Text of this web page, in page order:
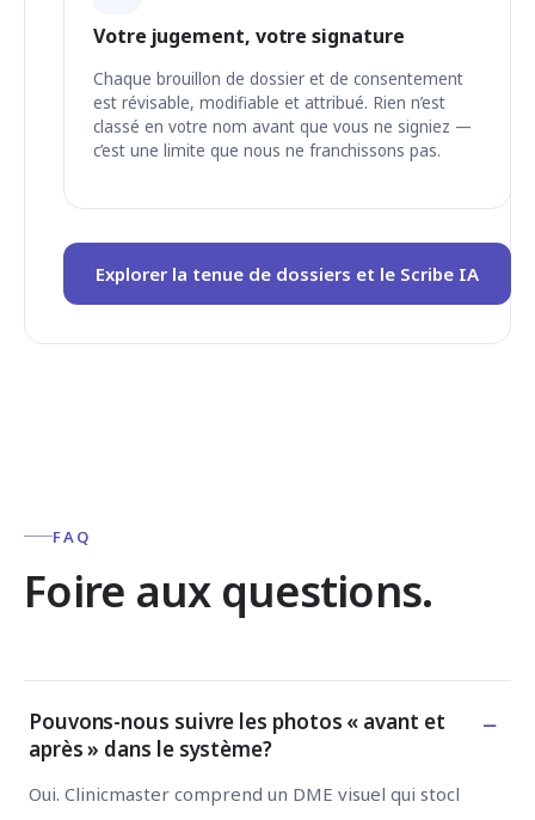
Votre jugement, votre signature
Chaque brouillon de dossier et de consentement
est révisable, modifiable et attribué. Rien n’est
classé en votre nom avant que vous ne signiez —
c’est une limite que nous ne franchissons pas.
Explorer la tenue de dossiers et le Scribe IA
FAQ
Foire aux questions.
Pouvons-nous suivre les photos « avant et
après » dans le système?
−
Oui. Clinicmaster comprend un DME visuel qui stocke et